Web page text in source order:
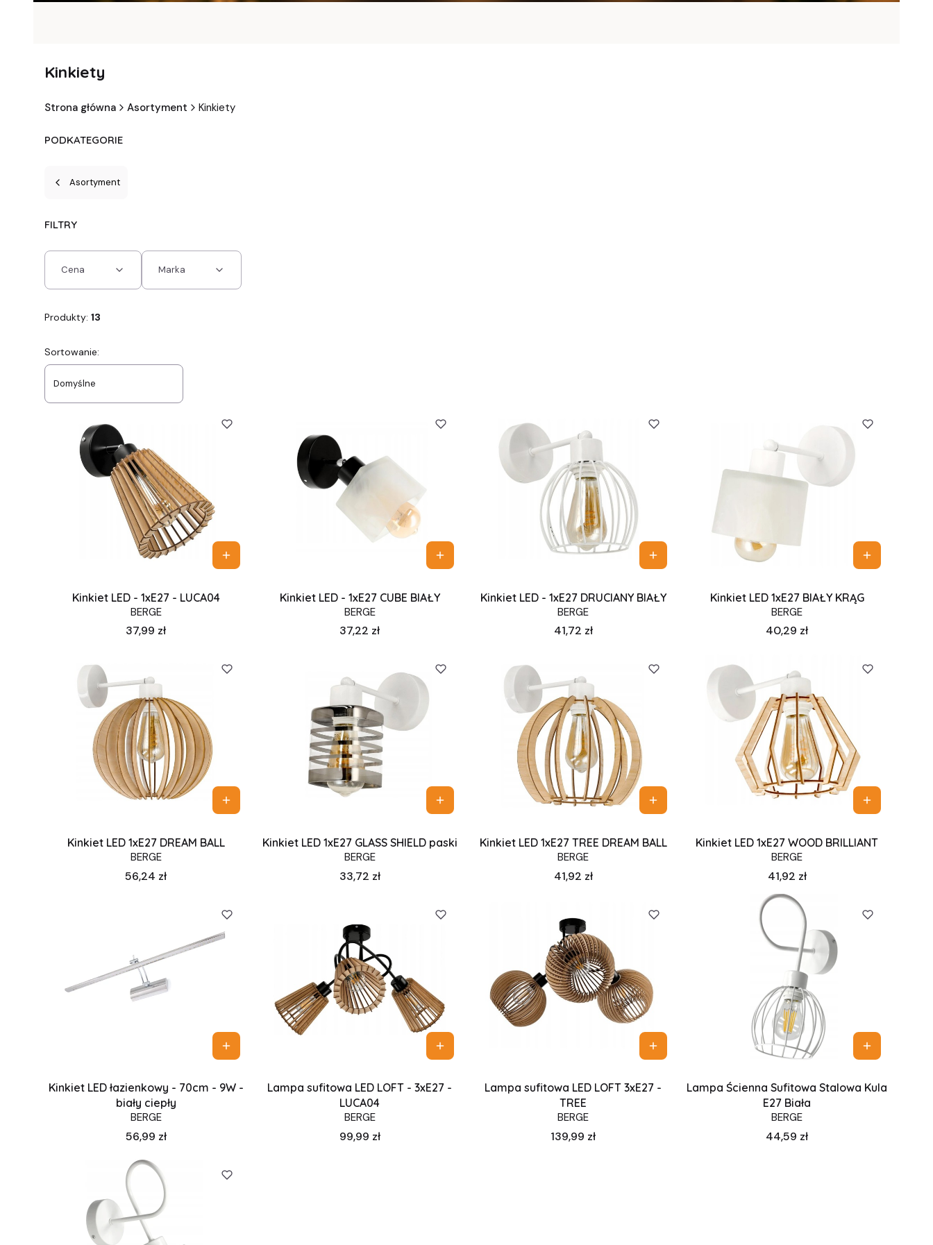
Kinkiety
Strona główna Asortyment Kinkiety
PODKATEGORIE
Asortyment
FILTRY
Cena Marka
Produkty: 13
Lista produktów
Sortowanie:
Domyślne
Kinkiet LED - 1xE27 - LUCA04
BERGE
Cena
37,99 zł
Kinkiet LED - 1xE27 CUBE BIAŁY
BERGE
Cena
37,22 zł
Kinkiet LED - 1xE27 DRUCIANY BIAŁY
BERGE
Cena
41,72 zł
Kinkiet LED 1xE27 BIAŁY KRĄG
BERGE
Cena
40,29 zł
Kinkiet LED 1xE27 DREAM BALL
BERGE
Cena
56,24 zł
Kinkiet LED 1xE27 GLASS SHIELD paski
BERGE
Cena
33,72 zł
Kinkiet LED 1xE27 TREE DREAM BALL
BERGE
Cena
41,92 zł
Kinkiet LED 1xE27 WOOD BRILLIANT
BERGE
Cena
41,92 zł
Kinkiet LED łazienkowy - 70cm - 9W -
biały ciepły
BERGE
Cena
56,99 zł
Lampa sufitowa LED LOFT - 3xE27 -
LUCA04
BERGE
Cena
99,99 zł
Lampa sufitowa LED LOFT 3xE27 -
TREE
BERGE
Cena
139,99 zł
Lampa Ścienna Sufitowa Stalowa Kula
E27 Biała
BERGE
Cena
44,59 zł